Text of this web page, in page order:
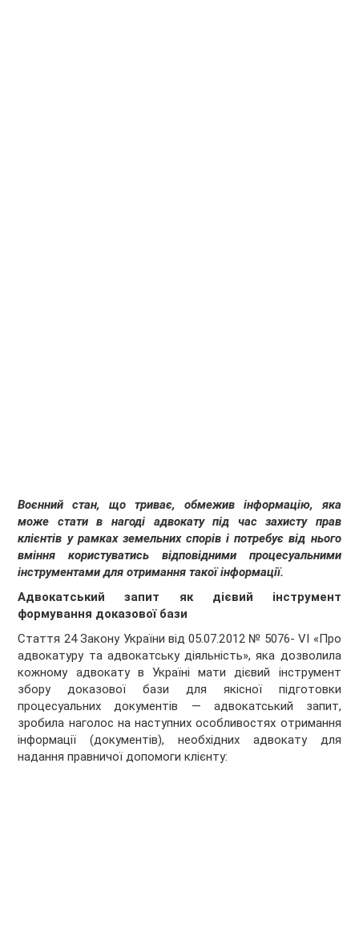
Воєнний стан, що триває, обмежив інформацію, яка
може стати в нагоді адвокату під час захисту прав
клієнтів у рамках земельних спорів і потребує від нього
вміння користуватись відповідними процесуальними
інструментами для отримання такої інформації.
Адвокатський запит як дієвий інструмент
формування доказової бази
Стаття 24 Закону України від 05.07.2012 № 5076- VI «Про
адвокатуру та адвокатську діяльність», яка дозволила
кожному адвокату в Україні мати дієвий інструмент
збору доказової бази для якісної підготовки
процесуальних документів — адвокатський запит,
зробила наголос на наступних особливостях отримання
інформації (документів), необхідних адвокату для
надання правничої допомоги клієнту: